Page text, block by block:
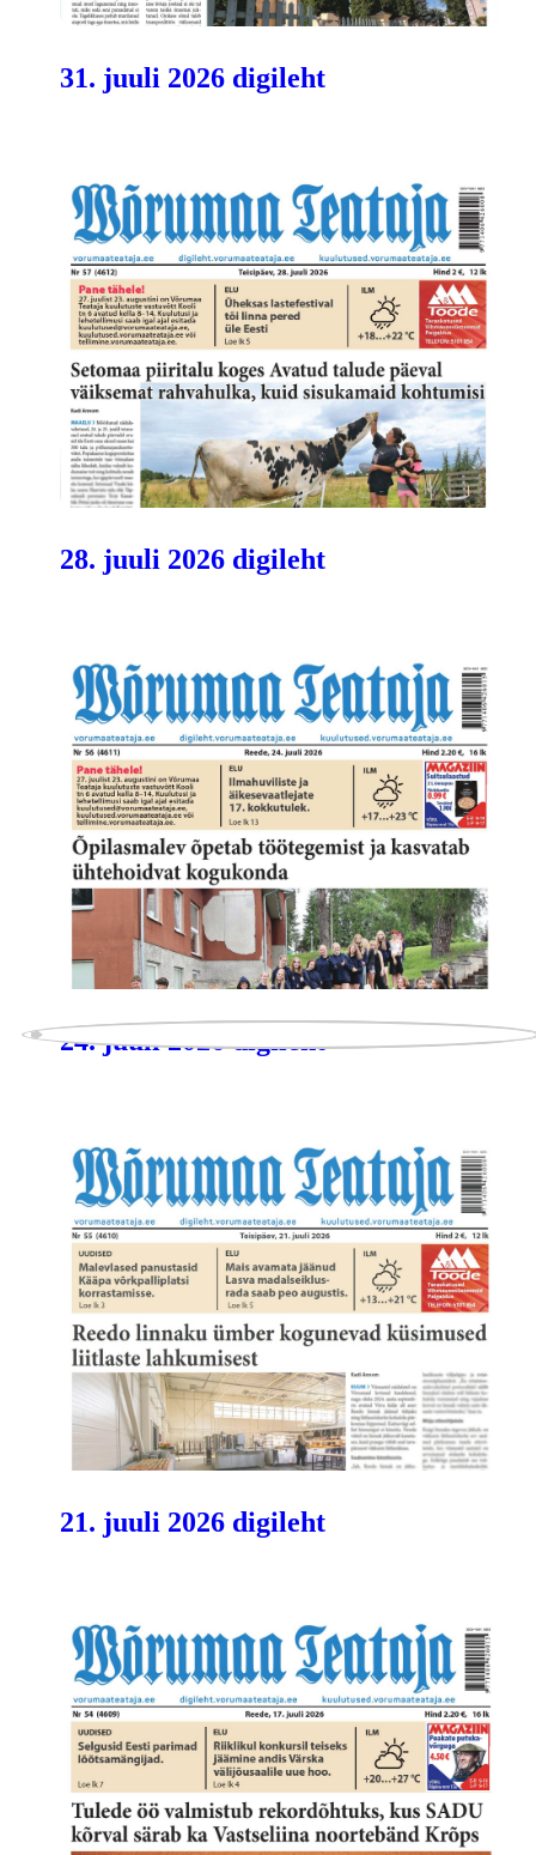
31. juuli 2026 digileht
28. juuli 2026 digileht
24. juuli 2026 digileht
21. juuli 2026 digileht